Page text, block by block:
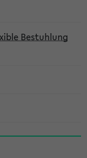
Bestuhlung